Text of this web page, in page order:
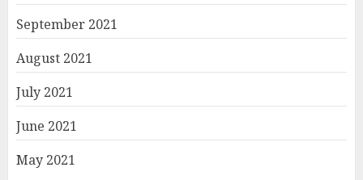
September 2021
August 2021
July 2021
June 2021
May 2021